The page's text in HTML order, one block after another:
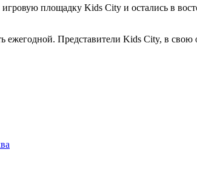
площадку Kids City и остались в
ежегодной. Представители Kids City, в